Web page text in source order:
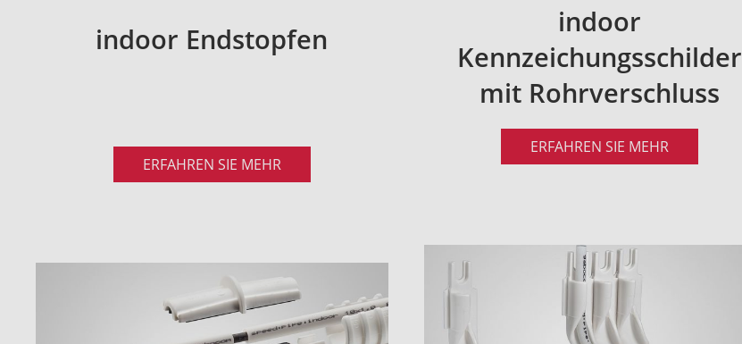
indoor Endstopfen
ERFAHREN SIE MEHR
indoor
Kennzeichungsschilder
mit Rohrverschluss
ERFAHREN SIE MEHR